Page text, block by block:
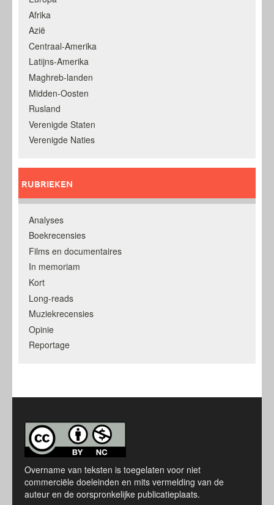
Afrika
Azië
Centraal-Amerika
Latijns-Amerika
Maghreb-landen
Midden-Oosten
Rusland
Verenigde Staten
Verenigde Naties
RUBRIEKEN
Analyses
Boekrecensies
Films en documentaires
In memoriam
Kort
Long-reads
Muziekrecensies
Opinie
Reportage
Overname van teksten is toegelaten voor niet
commerciële doeleinden en mits vermelding van de
auteur en de oorspronkelijke publicatieplaats.